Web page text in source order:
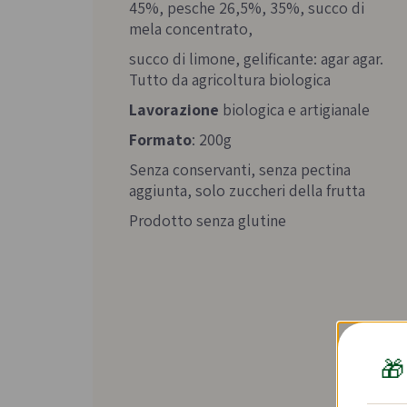
45%, pesche 26,5%, 35%, succo di
mela concentrato,
succo di limone, gelificante: agar agar.
Tutto da agricoltura biologica
Lavorazione biologica e artigianale
Formato: 200g
Senza conservanti, senza pectina
aggiunta, solo zuccheri della frutta
Prodotto senza glutine
🎁